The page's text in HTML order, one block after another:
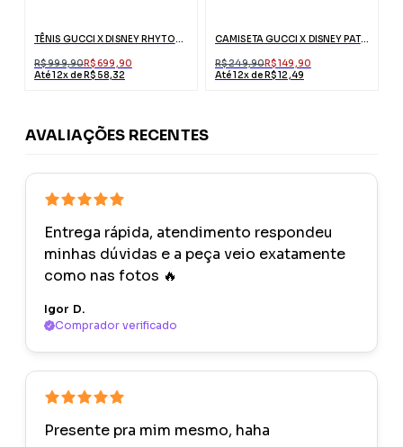
TÊNIS GUCCI X DISNEY RHYTON PATO DONALD
R$ 999,90R$ 699,90
Até 12x de R$ 58,32
CAMISETA GUCCI X DISNEY PATO DONALD CINZA
R$ 249,90R$ 149,90
Até 12x de R$ 12,49
AVALIAÇÕES RECENTES
Entrega rápida, atendimento respondeu
minhas dúvidas e a peça veio exatamente
como nas fotos 🔥
Igor D.
Comprador verificado
Presente pra mim mesmo, haha